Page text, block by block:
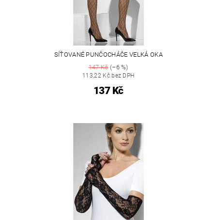
SÍŤOVANÉ PUNČOCHÁČE VELKÁ OKA
147 Kč(–6 %)
113,22 Kč bez DPH
137 Kč